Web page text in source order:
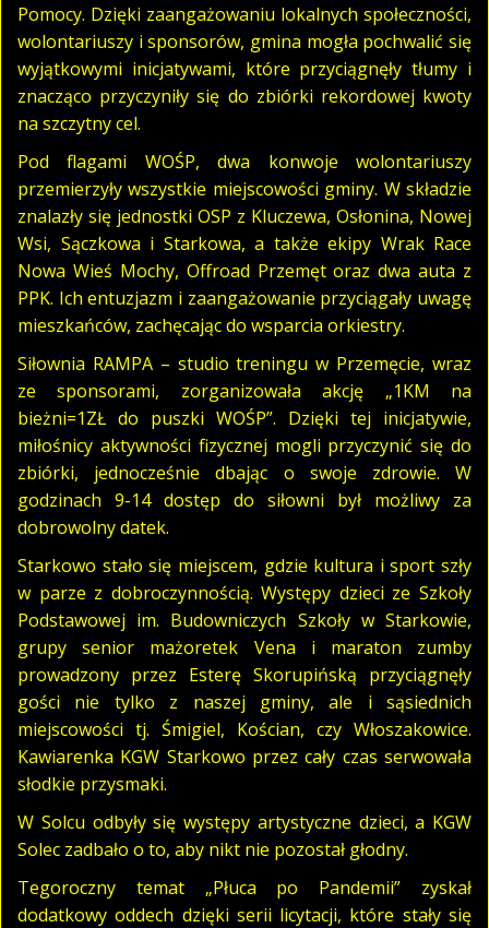
Pomocy. Dzięki zaangażowaniu lokalnych społeczności,
wolontariuszy i sponsorów, gmina mogła pochwalić się
wyjątkowymi inicjatywami, które przyciągnęły tłumy i
znacząco przyczyniły się do zbiórki rekordowej kwoty
na szczytny cel.
Pod flagami WOŚP, dwa konwoje wolontariuszy
przemierzyły wszystkie miejscowości gminy. W składzie
znalazły się jednostki OSP z Kluczewa, Osłonina, Nowej
Wsi, Sączkowa i Starkowa, a także ekipy Wrak Race
Nowa Wieś Mochy, Offroad Przemęt oraz dwa auta z
PPK. Ich entuzjazm i zaangażowanie przyciągały uwagę
mieszkańców, zachęcając do wsparcia orkiestry.
Siłownia RAMPA – studio treningu w Przemęcie, wraz
ze sponsorami, zorganizowała akcję „1KM na
bieżni=1ZŁ do puszki WOŚP”. Dzięki tej inicjatywie,
miłośnicy aktywności fizycznej mogli przyczynić się do
zbiórki, jednocześnie dbając o swoje zdrowie. W
godzinach 9-14 dostęp do siłowni był możliwy za
dobrowolny datek.
Starkowo stało się miejscem, gdzie kultura i sport szły
w parze z dobroczynnością. Występy dzieci ze Szkoły
Podstawowej im. Budowniczych Szkoły w Starkowie,
grupy senior mażoretek Vena i maraton zumby
prowadzony przez Esterę Skorupińską przyciągnęły
gości nie tylko z naszej gminy, ale i sąsiednich
miejscowości tj. Śmigiel, Kościan, czy Włoszakowice.
Kawiarenka KGW Starkowo przez cały czas serwowała
słodkie przysmaki.
W Solcu odbyły się występy artystyczne dzieci, a KGW
Solec zadbało o to, aby nikt nie pozostał głodny.
Tegoroczny temat „Płuca po Pandemii” zyskał
dodatkowy oddech dzięki serii licytacji, które stały się